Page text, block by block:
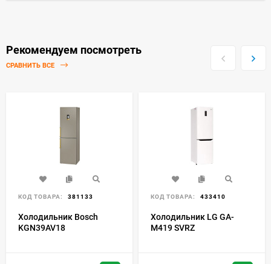
Рекомендуем посмотреть
СРАВНИТЬ ВСЕ
КОД ТОВАРА: 381133
Холодильник Bosch
KGN39AV18
КОД ТОВАРА: 433410
Холодильник LG GA-
M419 SVRZ